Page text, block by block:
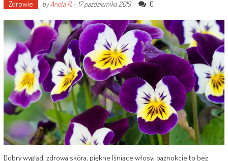
Zdrowie byAneta R.- 17 października 2019 0
Dobry wygląd, zdrowa skóra, piękne lśniące włosy, paznokcie to bez